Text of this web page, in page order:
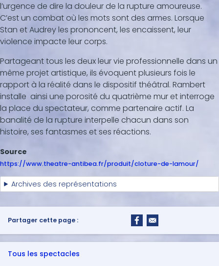
l’urgence de dire la douleur de la rupture amoureuse.
C’est un combat où les mots sont des armes. Lorsque
Stan et Audrey les prononcent, les encaissent, leur
violence impacte leur corps.
Partageant tous les deux leur vie professionnelle dans un
même projet artistique, ils évoquent plusieurs fois le
rapport à la réalité dans le dispositif théâtral. Rambert
installe ainsi une porosité du quatrième mur et interroge
la place du spectateur, comme partenaire actif. La
banalité de la rupture interpelle chacun dans son
histoire, ses fantasmes et ses réactions.
Source
https://www.theatre-antibea.fr/produit/cloture-de-lamour/
Archives des représentations
Partager cette page :
Tous les spectacles